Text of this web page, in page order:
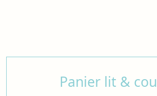
Panier lit &